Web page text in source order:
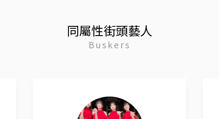
同屬性街頭藝人
Buskers